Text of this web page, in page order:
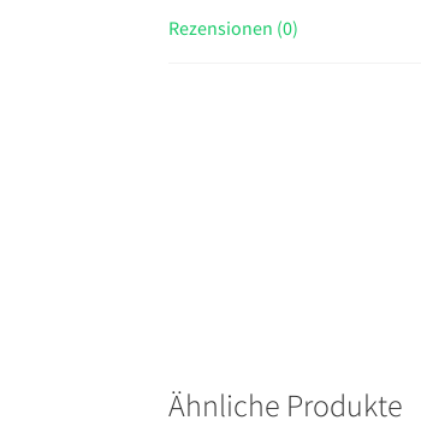
Rezensionen (0)
Ähnliche Produkte